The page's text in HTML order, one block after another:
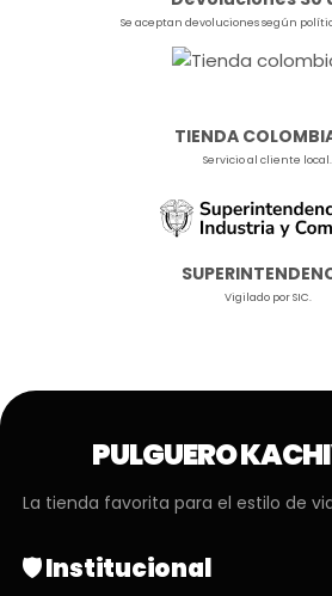
Se aceptan devoluciones según
TIENDA
Servicio al cliente local.
Vigilado por SIC.
PULGUERO
La tienda favorita para el estilo de
🛡️ Institucional